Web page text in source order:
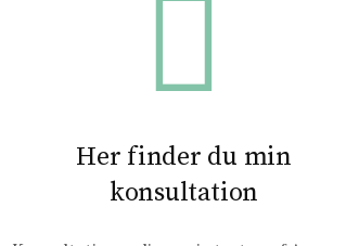
Her finder du min
konsultation